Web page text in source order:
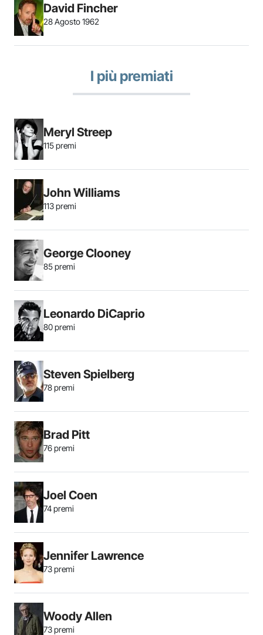
David Fincher
28 Agosto 1962
I più premiati
Meryl Streep
115 premi
John Williams
113 premi
George Clooney
85 premi
Leonardo DiCaprio
80 premi
Steven Spielberg
78 premi
Brad Pitt
76 premi
Joel Coen
74 premi
Jennifer Lawrence
73 premi
Woody Allen
73 premi